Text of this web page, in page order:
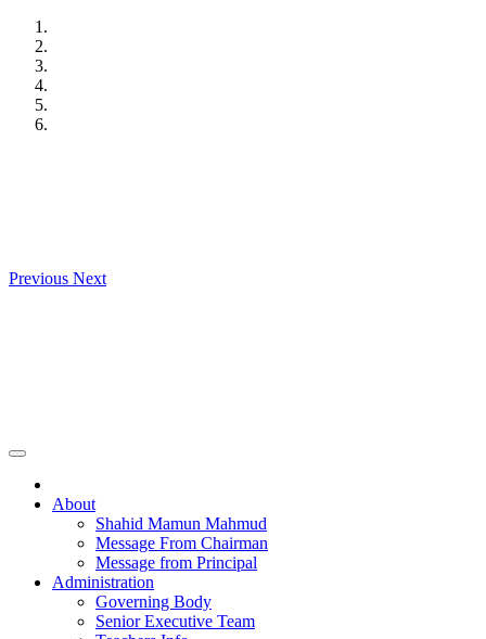
Skip
content
Previous Next
About
Shahid Mamun Mahmud
Message From Chairman
Message from Principal
Administration
Governing Body
Senior Executive Team